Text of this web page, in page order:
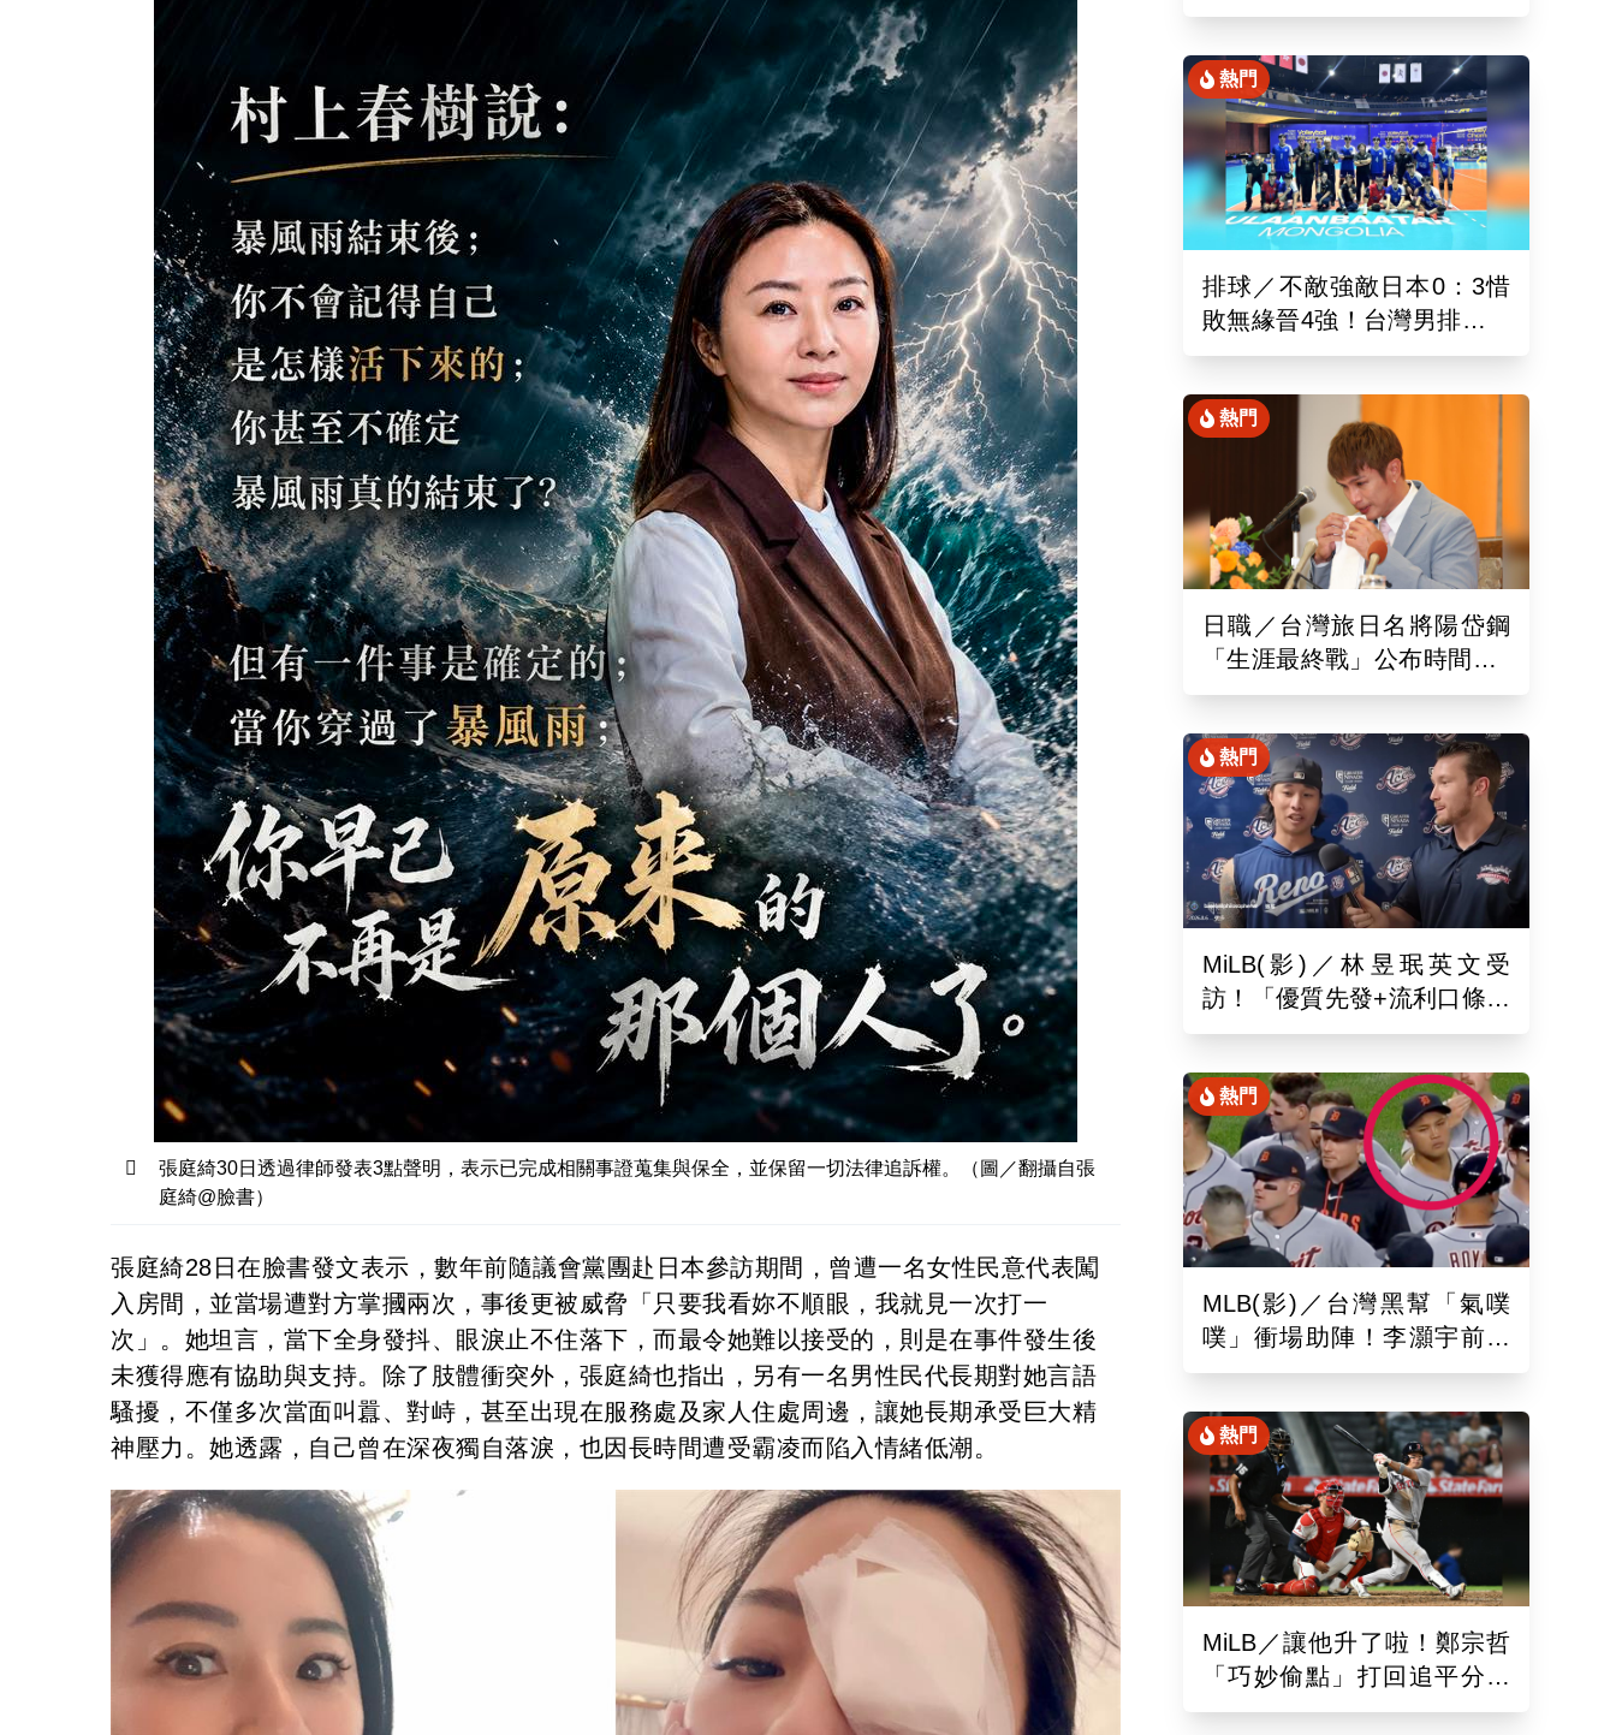
張庭綺30日透過律師發表3點聲明，表示已完成相關事證蒐集與保全，並保留一切法律追訴權。（圖／翻攝自張
庭綺@臉書）
張庭綺28日在臉書發文表示，數年前隨議會黨團赴日本參訪期間，曾遭一名女性民意代表闖
入房間，並當場遭對方掌摑兩次，事後更被威脅「只要我看妳不順眼，我就見一次打一
次」。她坦言，當下全身發抖、眼淚止不住落下，而最令她難以接受的，則是在事件發生後
未獲得應有協助與支持。除了肢體衝突外，張庭綺也指出，另有一名男性民代長期對她言語
騷擾，不僅多次當面叫囂、對峙，甚至出現在服務處及家人住處周邊，讓她長期承受巨大精
神壓力。她透露，自己曾在深夜獨自落淚，也因長時間遭受霸凌而陷入情緒低潮。
銀敲二壘長打連2場敲安
熱門
排球／不敵強敵日本0：3惜
敗無緣晉4強！台灣男排亞洲
東區排球錦標賽續拚最佳名
熱門
日職／台灣旅日名將陽岱鋼
「生涯最終戰」公布時間！9
月26於新潟主場舉辦引退儀
熱門
MiLB(影)／林昱珉英文受
訪！「優質先發+流利口條」
被讚爆 網：有Ray的感覺
熱門
MLB(影)／台灣黑幫「氣噗
噗」衝場助陣！李灝宇前輩
遭觸身球「引爆大場面」
熱門
MiLB／讓他升了啦！鄭宗哲
「巧妙偷點」打回追平分助
隊以10比4大勝